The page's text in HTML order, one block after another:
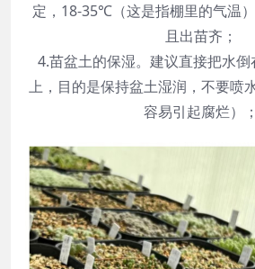
定，18-35℃（这是指棚里的气温
且出苗齐；
4.苗盆土的保湿。建议直接把水
上，目的是保持盆土湿润，不要喷
容易引起腐烂）；